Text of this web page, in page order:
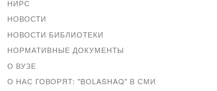
НИРС
НОВОСТИ
НОВОСТИ БИБЛИОТЕКИ
НОРМАТИВНЫЕ ДОКУМЕНТЫ
О ВУЗЕ
О НАС ГОВОРЯТ: "BOLASHAQ" В СМИ